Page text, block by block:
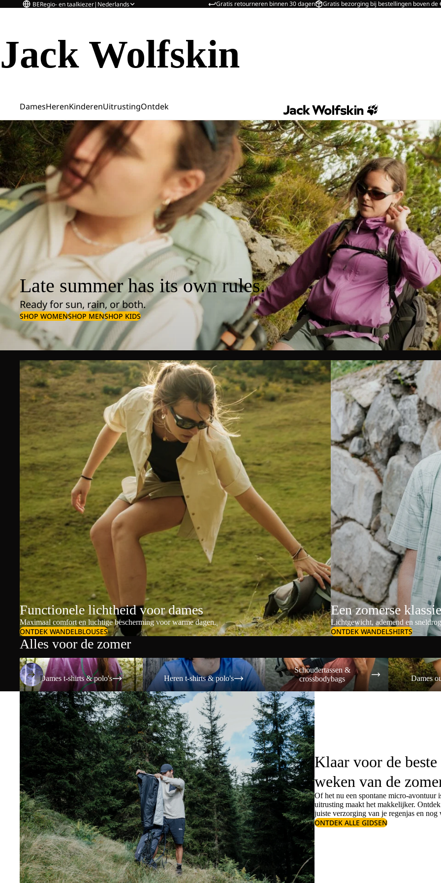
Gratis retourneren binnen 30 dagen Gratis bezorging bij bestellingen boven de
BERegio- en taalkiezer| Nederlands
Jack Wolfskin
DamesHerenKinderenUitrustingOntdek
Late summer has its own rules.
Ready for sun, rain, or both.
SHOP WOMENSHOP MENSHOP KIDS
Functionele lichtheid voor dames
Maximaal comfort en luchtige bescherming voor warme dagen.
ONTDEK WANDELBLOUSES
Een zomerse
Lichtgewicht, ademend en
ONTDEK WANDELSHIRTS
Alles voor de zomer
Dames t-shirts & polo's
Dames t-shirts & polo's
Heren t-shirts & polo's
Heren t-shirts & polo's
Schoudertassen & crossbodybags
Schoudertassen &
crossbodybags
Dames outdoor
Dames
Klaar voor de beste
weken van de
Of het nu een spontane micro-avontuur
uitrusting maakt het makkelijker.
juiste verzorging van je regenjasen nog
ONTDEK ALLE GIDSEN